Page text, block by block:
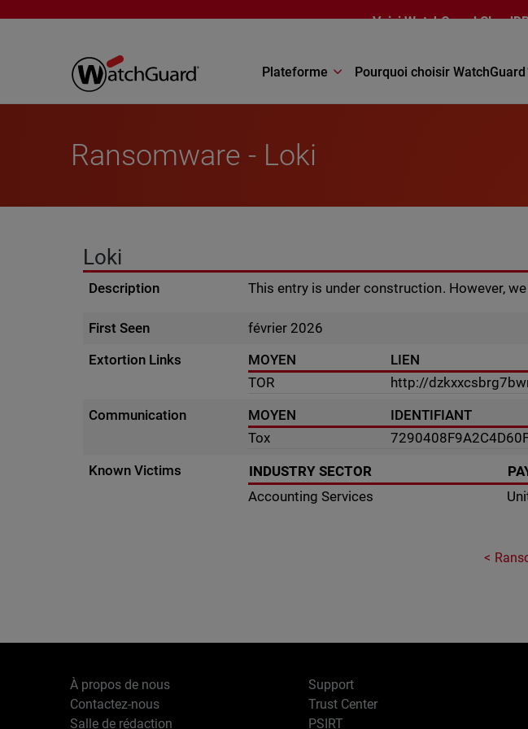
VoiciWatchGuard
Plateforme Pourquoi choisir WatchGuard
Ransomware - Loki
Loki
Description This entry is under construction. However,
First Seen
février 2026
Extortion Links
MOYEN
LIEN
TOR
http://
Communication
MOYEN
IDENTIFIANT
Tox
Known Victims
INDUSTRY SECTOR
Accounting Services
À propos de nous
Contactez-nous
Salle de rédaction
Support
Trust Center
PSIRT